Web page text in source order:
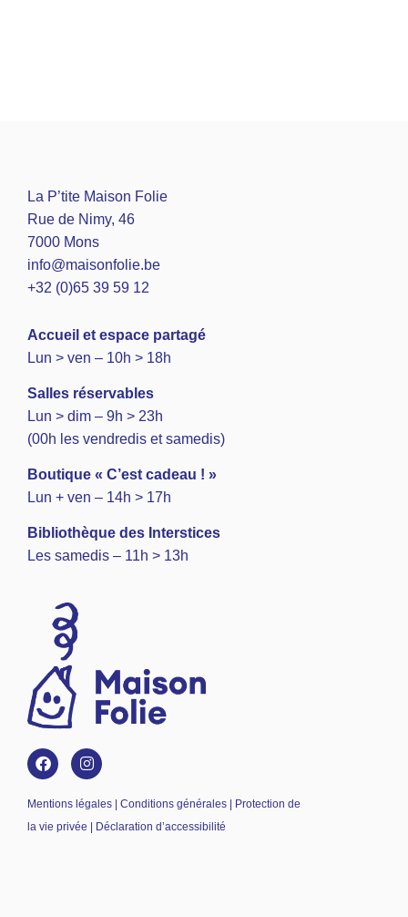
La P’tite Maison Folie
Rue de Nimy, 46
7000 Mons
info@maisonfolie.be
+32 (0)65 39 59 12
Accueil et espace partagé
Lun > ven – 10h > 18h
Salles réservables
Lun > dim – 9h > 23h
(00h les vendredis et samedis)
Boutique « C’est cadeau ! »
Lun + ven – 14h > 17h
Bibliothèque des Interstices
Les samedis – 11h > 13h
Mentions légales | Conditions générales | Protection de
la vie privée | Déclaration d’accessibilité